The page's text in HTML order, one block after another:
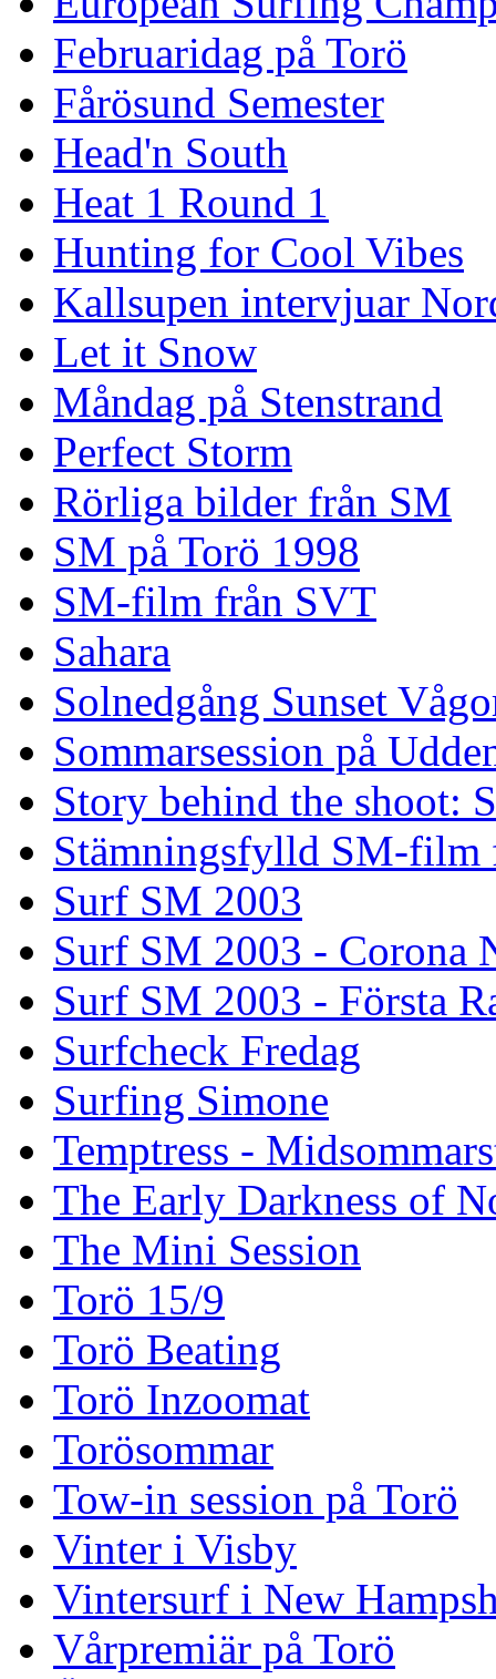
Februaridag på Torö
Fårösund Semester
Head'n South
Heat 1 Round 1
Hunting for Cool Vibes
Kallsupen intervjuar
Let it Snow
Måndag på Stenstrand
Perfect Storm
Rörliga bilder från SM
SM på Torö 1998
SM-film från SVT
Sahara
Solnedgång Sunset
Sommarsession på
Story behind the shoot:
Stämningsfylld SM-film
Surf SM 2003
Surf SM 2003 - Corona
Surf SM 2003 - Första
Surfcheck Fredag
Surfing Simone
Temptress -
The Early Darkness of
The Mini Session
Torö 15/9
Torö Beating
Torö Inzoomat
Torösommar
Tow-in session på Torö
Vinter i Visby
Vintersurf i New
Vårpremiär på Torö